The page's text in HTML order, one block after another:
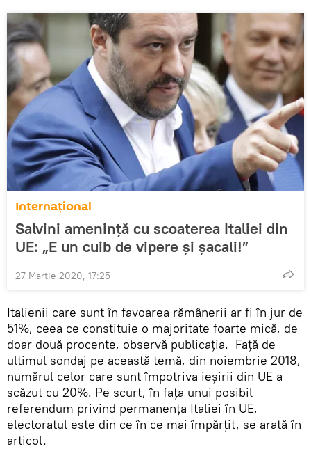
Internaţional
Salvini amenință cu scoaterea Italiei din
UE: „E un cuib de vipere și șacali!”
27 Martie 2020, 17:25
Italienii care sunt în favoarea rămânerii ar fi în jur de
51%, ceea ce constituie o majoritate foarte mică, de
doar două procente, observă publicația. Față de
ultimul sondaj pe această temă, din noiembrie 2018,
numărul celor care sunt împotriva ieșirii din UE a
scăzut cu 20%. Pe scurt, în fața unui posibil
referendum privind permanența Italiei în UE,
electoratul este din ce în ce mai împărțit, se arată în
articol.